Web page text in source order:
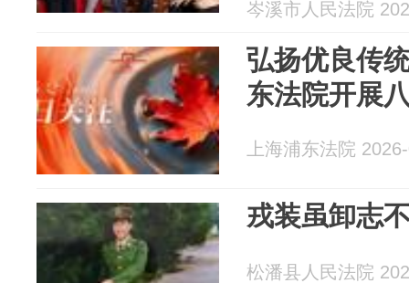
岑溪市人民法院
弘扬优良传
东法院开展
上海浦东法院
戎装虽卸志
松潘县人民法院